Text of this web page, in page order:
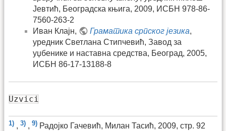
Јевтић, Београдска књига, 2009, ИСБН 978-86-
7560-263-2
Иван Клајн,
Граматика српског језика,
уредник Светлана Стипчевић, Завод за
уџбенике и наставна средства, Београд, 2005,
ИСБН 86-17-13188-8
Uzvici
1) , 3) , 9) Радојко Гачевић, Милан Тасић, 2009, стр. 92